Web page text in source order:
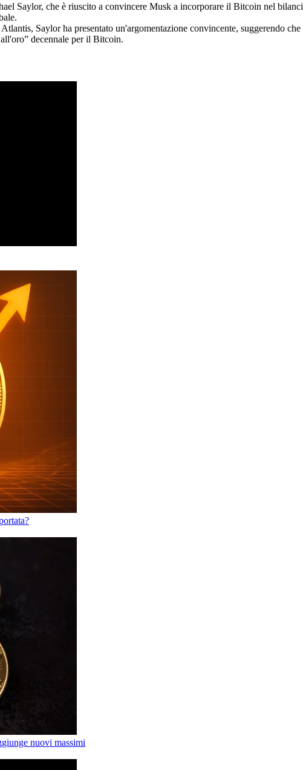
Saylor, che è riuscito a convincere Musk a incorporare il Bitcoin nel
Saylor ha presentato un'argomentazione convincente, suggerendo
decennale per il Bitcoin.
nuovi massimi